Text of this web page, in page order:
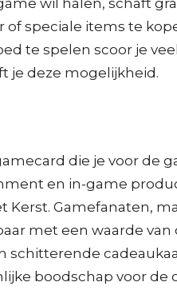
wil halen, schaft
of speciale items te
te spelen scoor je
je deze mogelijkheid.
die je voor
en in-game
Gamefanaten,
met een waarde
schitterende
boodschap voor de